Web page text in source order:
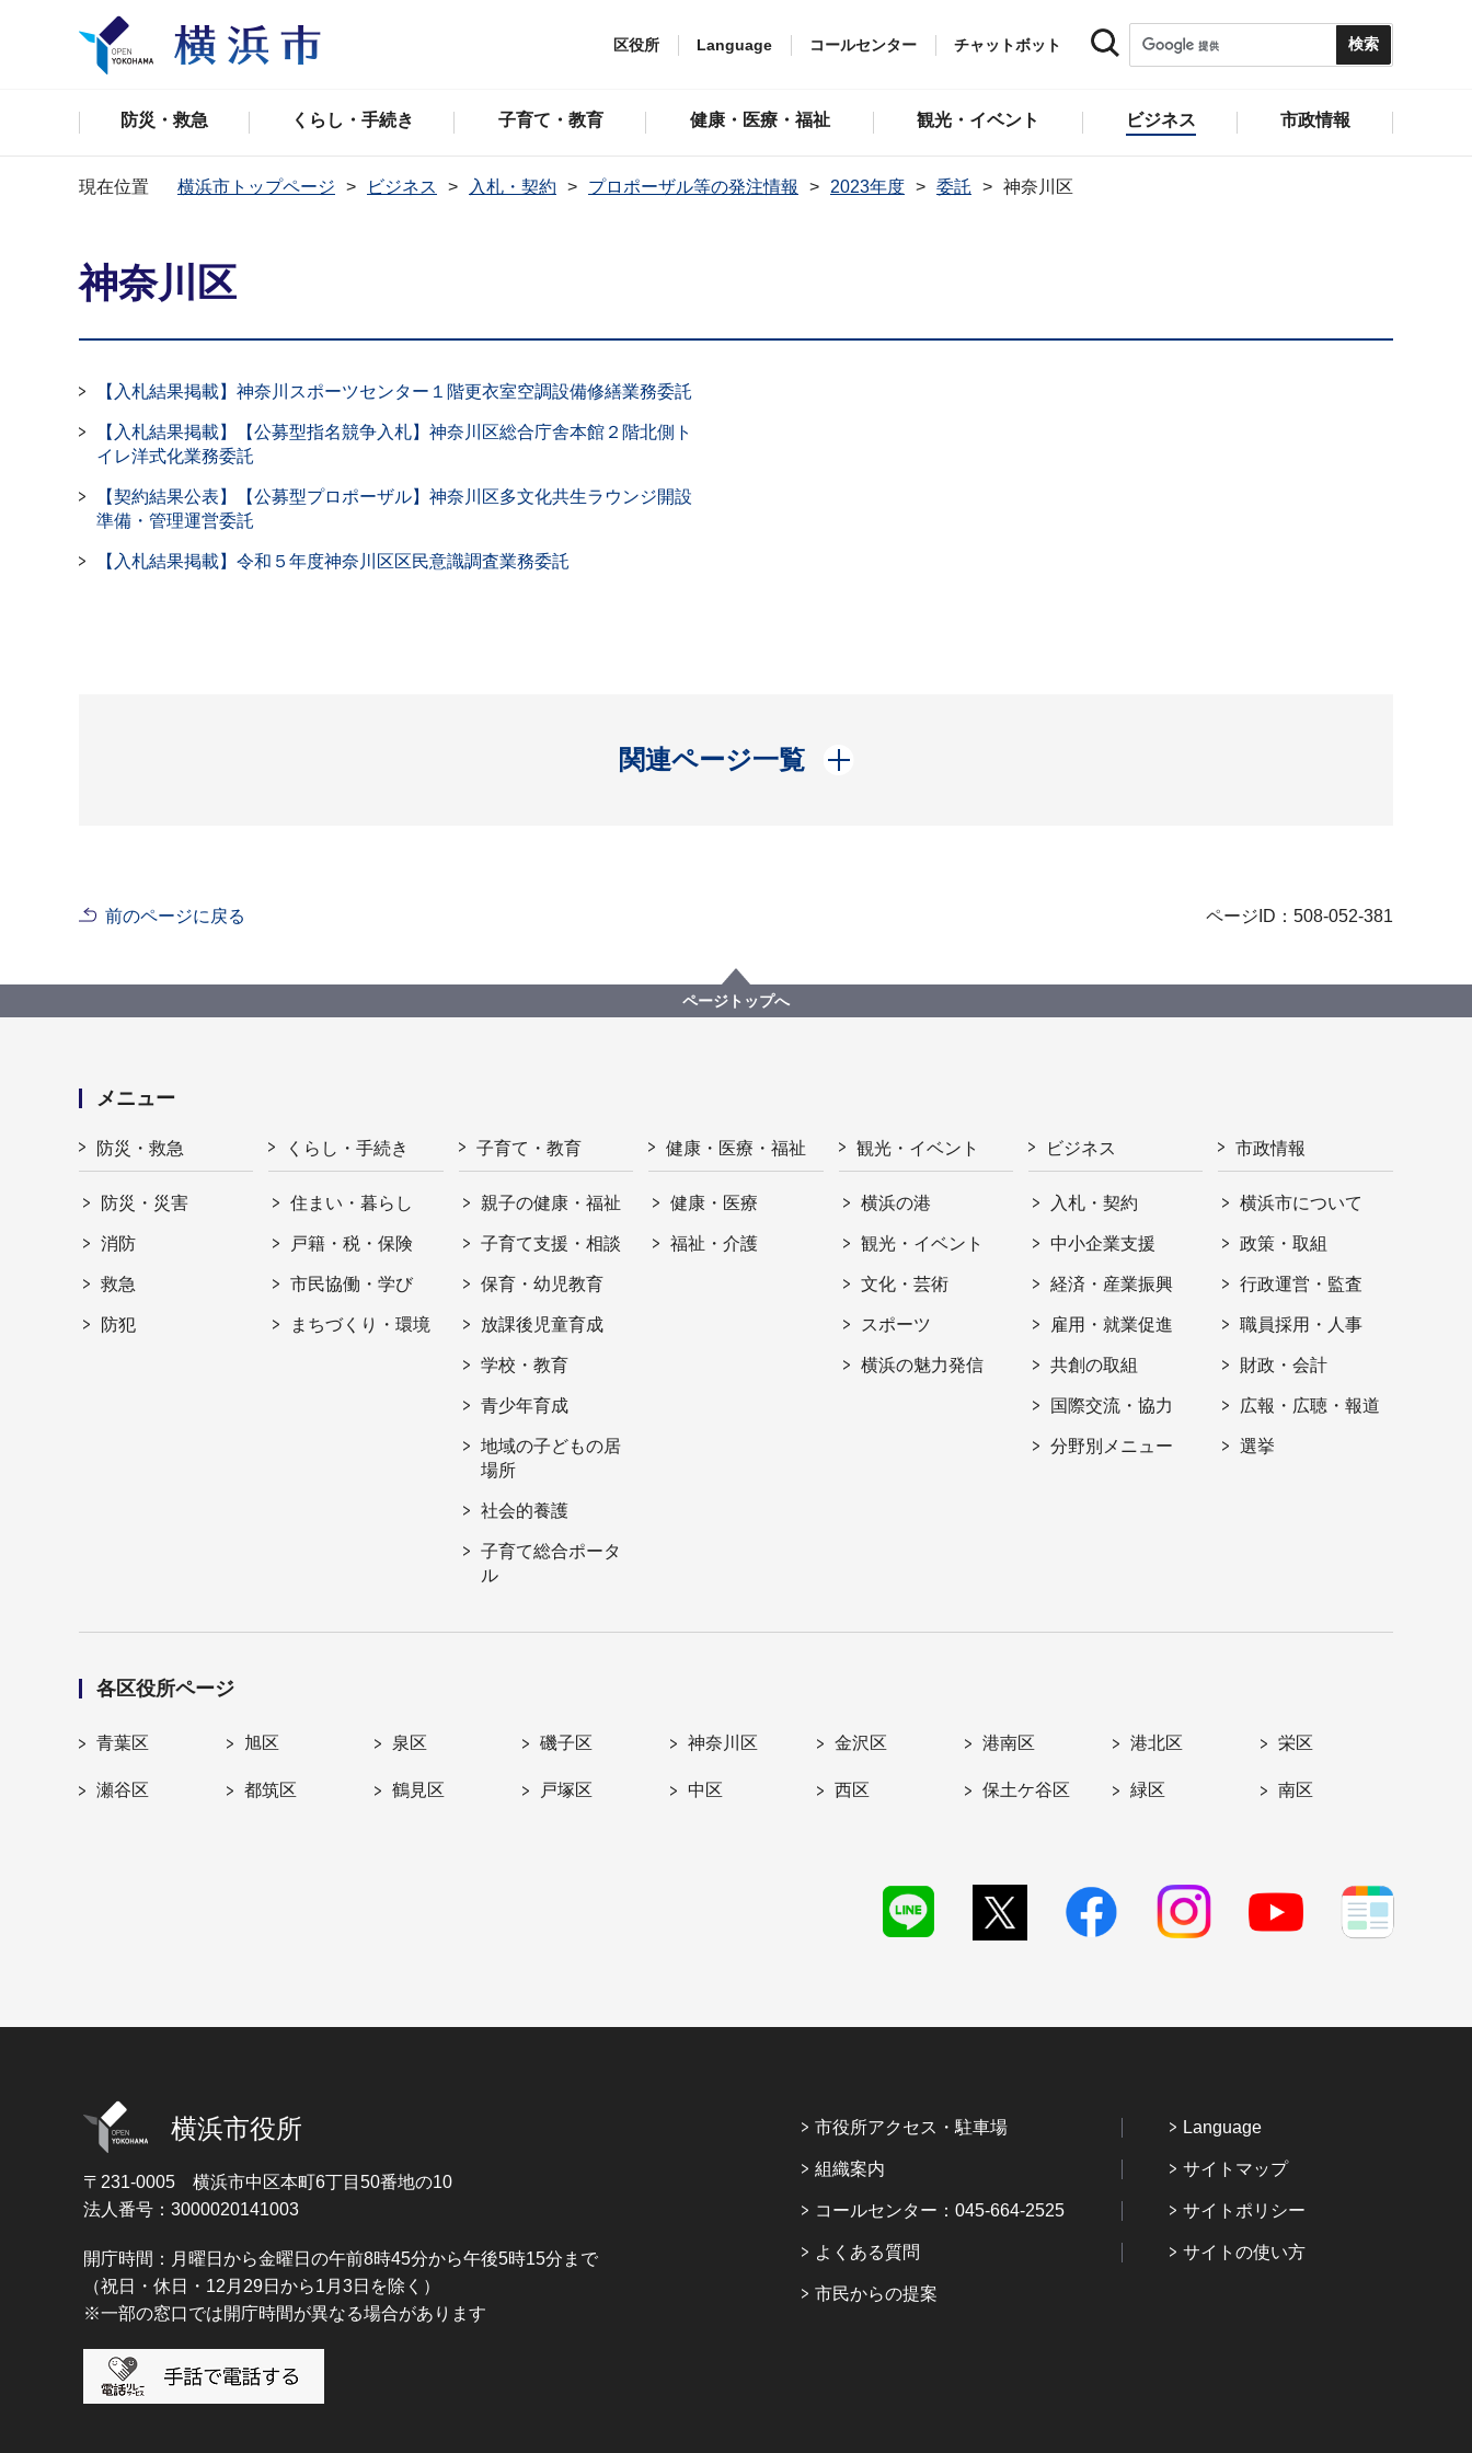
区役所 Language コールセンター チャットボット
防災・救急 くらし・手続き 子育て・教育 健康・医療・福祉 観光・イベント ビジネス 市政情報
現在位置 横浜市トップページ ビジネス 入札・契約 プロポーザル等の発注情報 2023年度 委託 神奈川区
神奈川区
【入札結果掲載】神奈川スポーツセンター１階更衣室空調設備修繕業務委託
【入札結果掲載】【公募型指名競争入札】神奈川区総合庁舎本館２階北側ト
イレ洋式化業務委託
【契約結果公表】【公募型プロポーザル】神奈川区多文化共生ラウンジ開設
準備・管理運営委託
【入札結果掲載】令和５年度神奈川区区民意識調査業務委託
関連ページ一覧
開く
前のページに戻る ページID：508-052-381
ページトップへ
メニュー
防災・救急
防災・災害
消防
救急
防犯
くらし・手続き
住まい・暮らし
戸籍・税・保険
市民協働・学び
まちづくり・環境
子育て・教育
親子の健康・福祉
子育て支援・相談
保育・幼児教育
放課後児童育成
学校・教育
青少年育成
地域の子どもの居
場所
社会的養護
子育て総合ポータ
ル
健康・医療・福祉
健康・医療
福祉・介護
観光・イベント
横浜の港
観光・イベント
文化・芸術
スポーツ
横浜の魅力発信
ビジネス
入札・契約
中小企業支援
経済・産業振興
雇用・就業促進
共創の取組
国際交流・協力
分野別メニュー
市政情報
横浜市について
政策・取組
行政運営・監査
職員採用・人事
財政・会計
広報・広聴・報道
選挙
各区役所ページ
青葉区 旭区 泉区 磯子区 神奈川区 金沢区 港南区 港北区 栄区
瀬谷区 都筑区 鶴見区 戸塚区 中区 西区 保土ケ谷区 緑区 南区
横浜市役所
〒231-0005 横浜市中区本町6丁目50番地の10
法人番号：3000020141003
開庁時間：月曜日から金曜日の午前8時45分から午後5時15分まで
（祝日・休日・12月29日から1月3日を除く）
※一部の窓口では開庁時間が異なる場合があります
市役所アクセス・駐車場
組織案内
コールセンター：045-664-2525
よくある質問
市民からの提案
Language
サイトマップ
サイトポリシー
サイトの使い方